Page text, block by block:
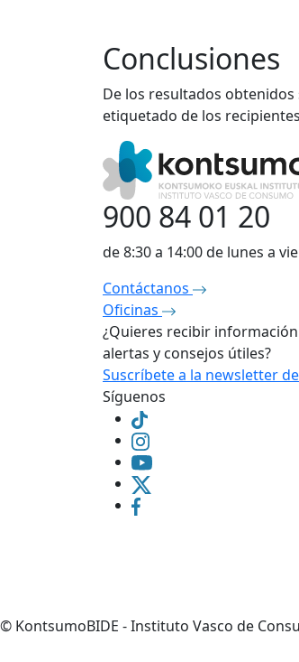
Conclusiones
De los resultados
etiquetado de los
900 84 01 20
de 8:30 a 14:00 de lunes a
Contáctanos
Oficinas
¿Quieres recibir
alertas y consejos útiles?
Suscríbete a la newsletter
Síguenos
© KontsumoBIDE - Instituto Vasco de